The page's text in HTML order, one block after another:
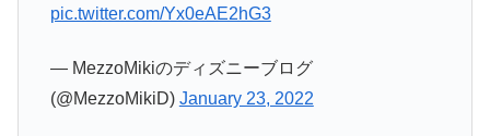
pic.twitter.com/Yx0eAE2hG3
— MezzoMikiのディズニーブログ
(@MezzoMikiD) January 23, 2022